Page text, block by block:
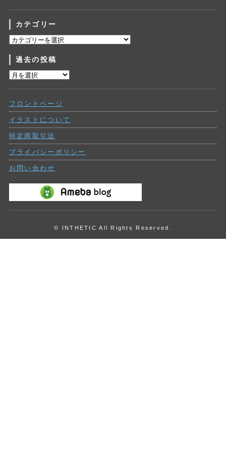
カテゴリー
カ
ゴ
リ
ー
過去の投稿
過
投
稿
フロントページ
イラストについて
特定商取引法
プライバシーポリシー
お問い合わせ
© INTHETIC All Rights Reserved.